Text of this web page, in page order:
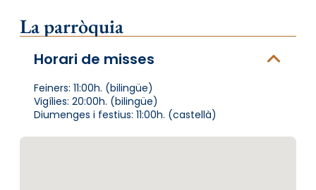
La parròquia
Horari de misses
Feiners: 11:00h. (bilingüe)
Vigílies: 20:00h. (bilingüe)
Diumenges i festius: 11:00h. (castellà)